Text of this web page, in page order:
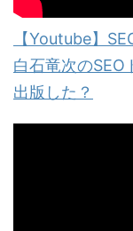
【Youtube】
白石竜次の
出版した？